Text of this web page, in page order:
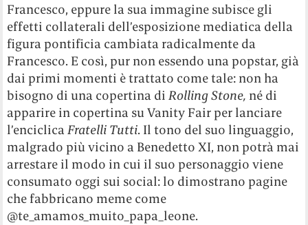
Francesco, eppure la sua immagine subisce gli
effetti collaterali dell’esposizione mediatica della
figura pontificia cambiata radicalmente da
Francesco. E così, pur non essendo una popstar, già
dai primi momenti è trattato come tale: non ha
bisogno di una copertina diRolling Stone, né di
apparire in copertina su Vanity Fair per lanciare
l’enciclicaFratelli Tutti. Il tono del suo linguaggio,
malgrado più vicino a Benedetto XI, non potrà mai
arrestare il modo in cui il suo personaggio viene
consumato oggi sui social: lo dimostrano pagine
che fabbricano meme come
@te_amamos_muito_papa_leone.